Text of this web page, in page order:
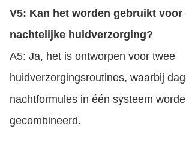
V5: Kan het worden gebruikt voor
nachtelijke huidverzorging?
A5: Ja, het is ontworpen voor twee
huidverzorgingsroutines, waarbij
nachtformules in één systeem
gecombineerd.